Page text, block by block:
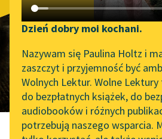
Katalog DAISY
Podkasty o książkach
Aktualności
Zapraszamy na spotkanie
online z tłumaczkami
literatury skandynawskiej
Spotkanie z Katarzyną
Dzień dobry moi kochani.
Nazywam się Paulina Holtz i
zaszczyt i przyjemność być
Wolnych Lektur. Wolne
do bezpłatnych książek, do
audiobooków i różnych
potrzebują naszego wsparcia.
Uwaga,